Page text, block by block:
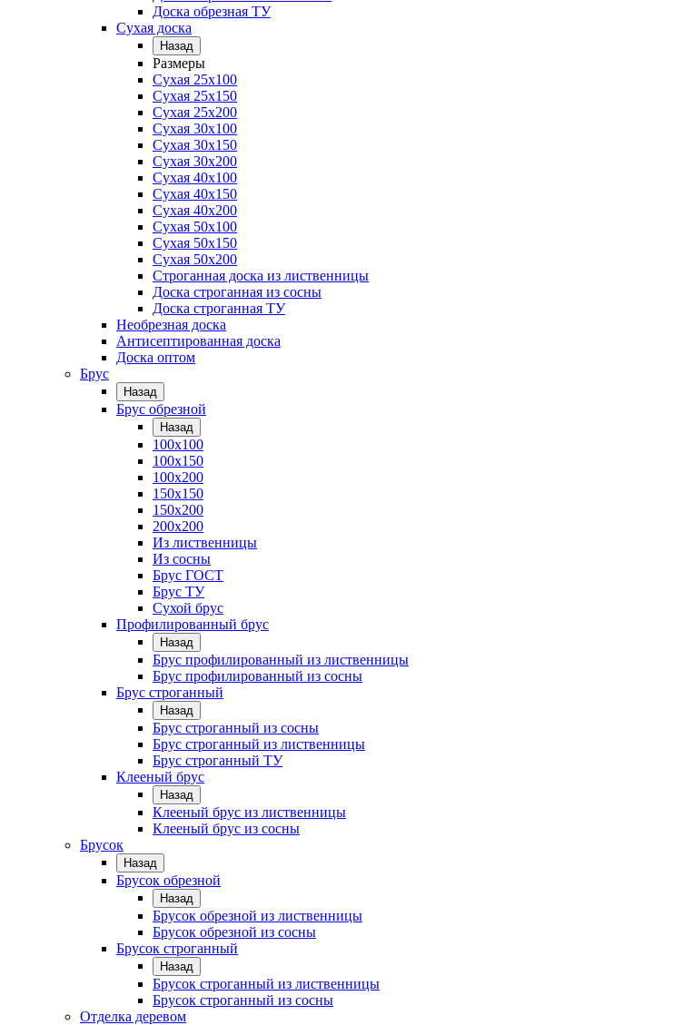
Доска обрезная ТУ
Сухая доска
Назад
Размеры
Сухая 25х100
Сухая 25х150
Сухая 25х200
Сухая 30х100
Сухая 30х150
Сухая 30х200
Сухая 40х100
Сухая 40х150
Сухая 40х200
Сухая 50х100
Сухая 50х150
Сухая 50х200
Строганная доска из лиственницы
Доска строганная из сосны
Доска строганная ТУ
Необрезная доска
Антисептированная доска
Доска оптом
Брус
Назад
Брус обрезной
Назад
100х100
100х150
100х200
150х150
150х200
200х200
Из лиственницы
Из сосны
Брус ГОСТ
Брус ТУ
Сухой брус
Профилированный брус
Назад
Брус профилированный из лиственницы
Брус профилированный из сосны
Брус строганный
Назад
Брус строганный из сосны
Брус строганный из лиственницы
Брус строганный ТУ
Клееный брус
Назад
Клееный брус из лиственницы
Клееный брус из сосны
Брусок
Назад
Брусок обрезной
Назад
Брусок обрезной из лиственницы
Брусок обрезной из сосны
Брусок строганный
Назад
Брусок строганный из лиственницы
Брусок строганный из сосны
Отделка деревом